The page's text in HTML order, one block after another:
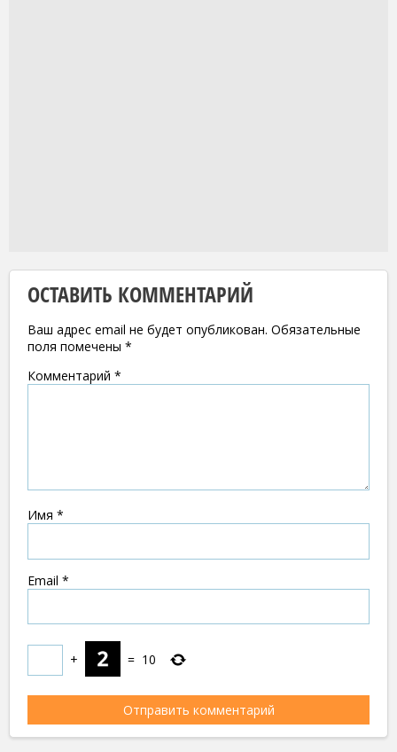
ОСТАВИТЬ КОММЕНТАРИЙ
Ваш адрес email не будет опубликован. Обязательные
поля помечены *
Комментарий *
Имя *
Email *
+ = 10